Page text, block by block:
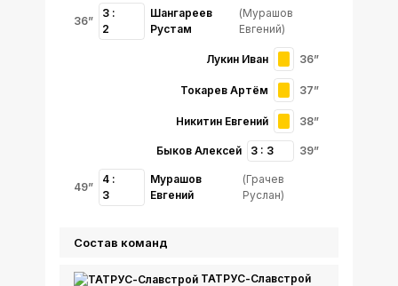
36”
3 :
2
Шангареев
Рустам
(Мурашов
Евгений)
36”
Лукин Иван
37”
Токарев Артём
38”
Никитин Евгений
39”
3 : 3
Быков Алексей
49”
4 :
3
Мурашов
Евгений
(Грачев
Руслан)
Состав команд
ТАТРУС-Славстрой